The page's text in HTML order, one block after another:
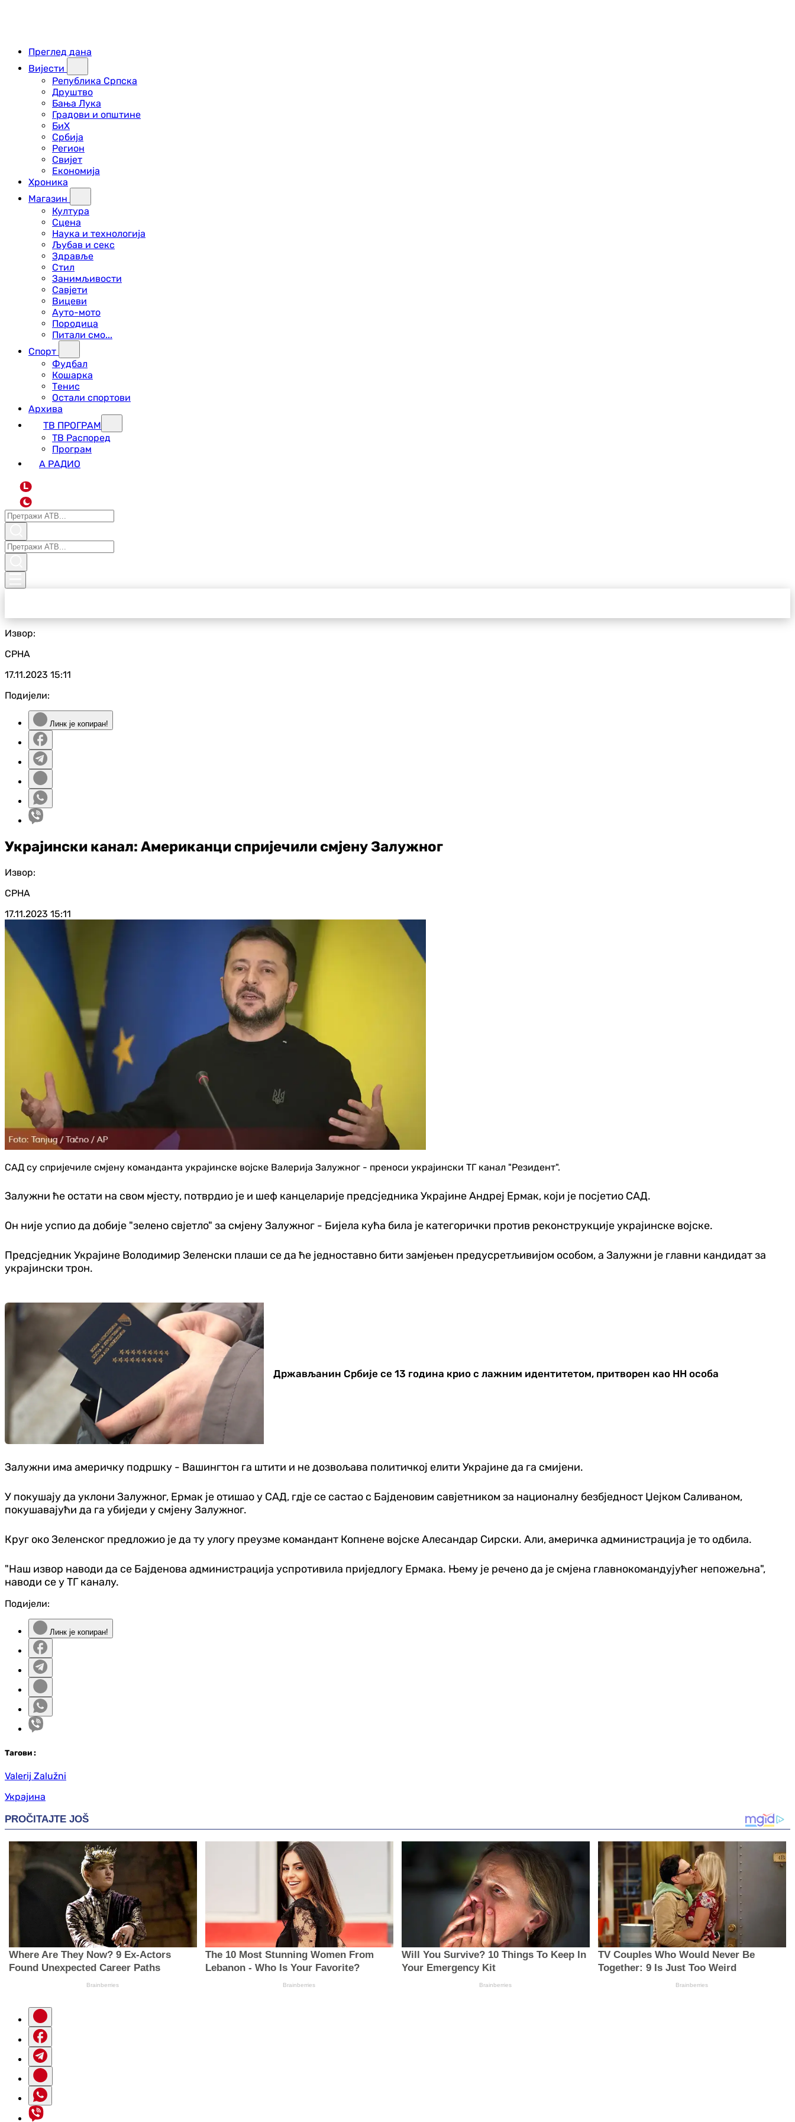
Преглед дана
Вијести
Република Српска
Друштво
Бања Лука
Градови и општине
БиХ
Србија
Регион
Свијет
Економија
Хроника
Магазин
Култура
Сцена
Наука и технологија
Љубав и секс
Здравље
Стил
Занимљивости
Савјети
Вицеви
Ауто-мото
Породица
Питали смо...
Спорт
Фудбал
Кошарка
Тенис
Остали спортови
Архива
ТВ ПРОГРАМ
ТВ Распоред
Програм
А РАДИО
L
Извор:
СРНА
17.11.2023 15:11
Подијели:
Линк је копиран!
Украјински канал: Американци спријечили смјену Залужног
Извор:
СРНА
17.11.2023 15:11
САД су спријечиле смјену команданта украјинске војске Валерија Залужног - преноси украјински ТГ канал "Резидент".
Залужни ће остати на свом мјесту, потврдио је и шеф канцеларије предсједника Украјине Андреј Ермак, који је посјетио САД.
Он није успио да добије "зелено свјетло" за смјену Залужног - Бијела кућа била је категорички против реконструкције украјинске војске.
Предсједник Украјине Володимир Зеленски плаши се да ће једноставно бити замјењен предусретљивијом особом, а Залужни је главни кандидат за
украјински трон.
Држављанин Србије се 13 година крио с лажним идентитетом, притворен као НН особа
Залужни има америчку подршку - Вашингтон га штити и не дозвољава политичкој елити Украјине да га смијени.
У покушају да уклони Залужног, Ермак је отишао у САД, гдје се састао с Бајденовим савјетником за националну безбједност Џејком Саливаном,
покушавајући да га убиједи у смјену Залужног.
Круг око Зеленског предложио је да ту улогу преузме командант Копнене војске Алесандар Сирски. Али, америчка администрација је то одбила.
"Наш извор наводи да се Бајденова администрација успротивила приједлогу Ермака. Њему је речено да је смјена главнокомандујућег непожељна",
наводи се у ТГ каналу.
Подијели:
Линк је копиран!
Тагови :
Valerij Zalužni
Украјина